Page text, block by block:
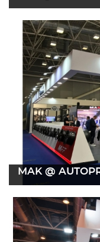
02 marzo 2022
MAK @
07 junio 2019